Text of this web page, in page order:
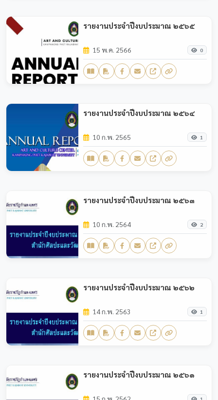
รายงานประจำปีงบประมาณ ๒๕๖๕
15 พ.ค. 2566 0
รายงานประจำปีงบประมาณ ๒๕๖๔
10 ก.พ. 2565 1
รายงานประจำปีงบประมาณ ๒๕๖๓
10 ก.พ. 2564 2
รายงานประจำปีงบประมาณ ๒๕๖๒
14 ก.พ. 2563 1
รายงานประจำปีงบประมาณ ๒๕๖๑
1